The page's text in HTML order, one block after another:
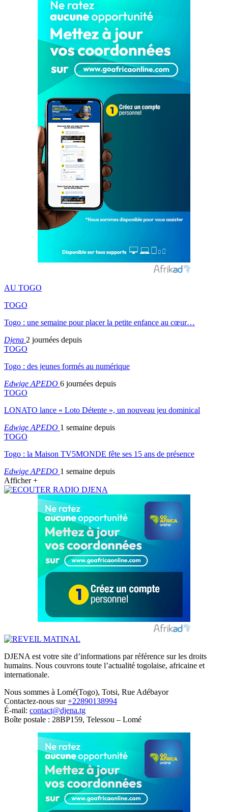
AU TOGO
TOGO
Togo : une semaine pour placer la petite enfance au cœur…
Djena 2 journées depuis
TOGO
Togo : des jeunes formés au numérique
Edwige APEDO 6 journées depuis
TOGO
LONATO lance « Loto Détente », un nouveau jeu dominical
Edwige APEDO 1 semaine depuis
TOGO
Togo : la Maison TV5MONDE fête ses 15 ans de présence
Edwige APEDO 1 semaine depuis
Afficher +
DJENA est votre site d’informations par référence sur les droits
humains. Nous couvrons toute l’actualité togolaise, africaine et
internationale.
Nous sommes à Lomé(Togo), Totsi, Rue Adébayor
Contactez-nous sur+22890138994
É-mail: contact@djena.tg
Boîte postale : 28BP159, Telessou – Lomé